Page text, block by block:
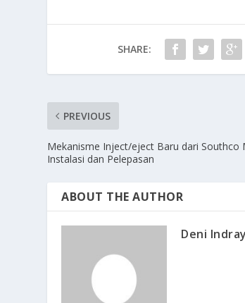
SHARE:
PREVIOUS
Mekanisme Inject/eject Baru dari Southco
Instalasi dan Pelepasan
ABOUT THE AUTHOR
Deni